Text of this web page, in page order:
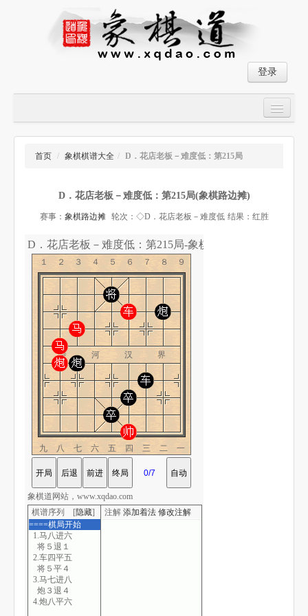
登录
大师对局
象棋小游戏
首页 / 象棋棋谱大全 / D．花店老板－难度低：第215局
D．花店老板－难度低：第215局(象棋路边摊)
赛事： 象棋路边摊 轮次：◇D．花店老板－难度低 结果：红胜
D．花店老板－难度低：第215局-象棋道
１２３４５６７８９
楚 河 汉 界
九八七六五四三二一
棋谱序列 [隐藏]
====棋局开始
1.马八进六
将５退１
2.车四平五
将５平４
3.马七进八
炮３退４
4.炮八平六
注解 添加着法 修改注解
象棋道网站，www.xqdao.com